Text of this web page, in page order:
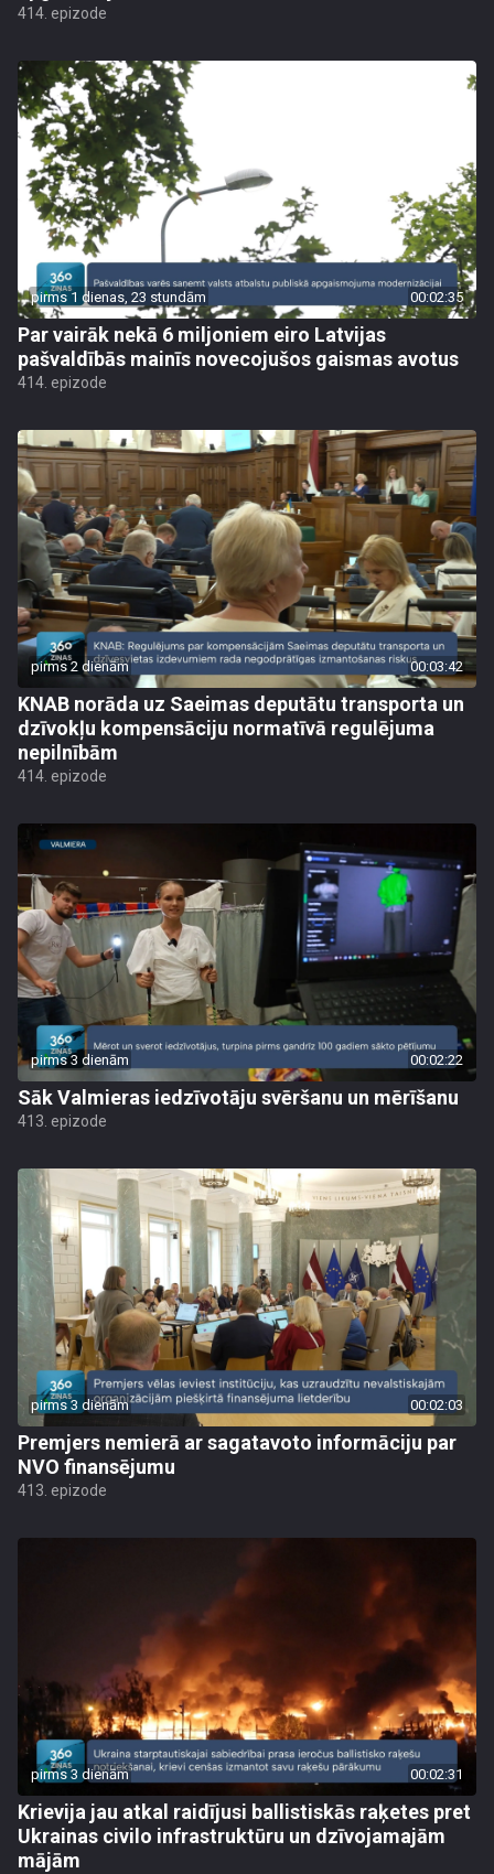
414. epizode
pirms 1 dienas, 23 stundām 00:02:35
Par vairāk nekā 6 miljoniem eiro Latvijas
pašvaldībās mainīs novecojušos gaismas avotus
414. epizode
pirms 2 dienām 00:03:42
KNAB norāda uz Saeimas deputātu transporta un
dzīvokļu kompensāciju normatīvā regulējuma
nepilnībām
414. epizode
pirms 3 dienām 00:02:22
Sāk Valmieras iedzīvotāju svēršanu un mērīšanu
413. epizode
pirms 3 dienām 00:02:03
Premjers nemierā ar sagatavoto informāciju par
NVO finansējumu
413. epizode
pirms 3 dienām 00:02:31
Krievija jau atkal raidījusi ballistiskās raķetes pret
Ukrainas civilo infrastruktūru un dzīvojamajām
mājām